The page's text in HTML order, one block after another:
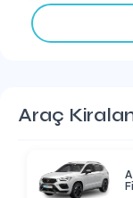
Araç